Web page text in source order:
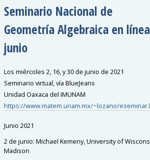
Seminario Nacional de
Geometría Algebraica en
junio
Los miércoles 2, 16, y 30 de junio de 2021
Seminario virtual, vía BlueJeans
Unidad Oaxaca del IMUNAM
https://www.matem.unam.mx/~lozano/
Junio 2021
2 de junio: Michael Kemeny, University of
Madison